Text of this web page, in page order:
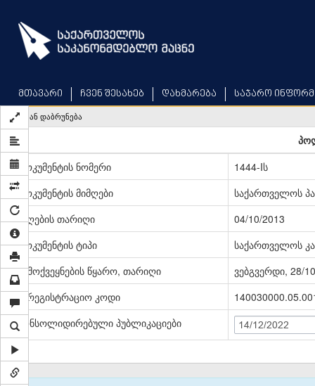
main
content
მთავარი ჩვენ შესახებ დახმარება საჯარო
უკან დაბრუნება
დოკუმენტის ნომერი
1444-Iს
დოკუმენტის მიმღები
საქართველოს
მიღების თარიღი
04/10/2013
დოკუმენტის ტიპი
საქართველოს
გამოქვეყნების წყარო, თარიღი
ვებგვერდი, 28/
სარეგისტრაციო კოდი
კონსოლიდირებული პუბლიკაციები
14/12/2022